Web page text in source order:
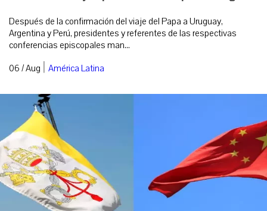
Después de la confirmación del viaje del Papa a Uruguay,
Argentina y Perú, presidentes y referentes de las respectivas
conferencias episcopales man...
06 / Aug | América Latina